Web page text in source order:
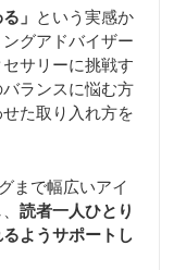
」 という実感か
グアドバイザー
サリーに挑戦す
ランスに悩む方
た取り入れ方を
まで幅広いアイ
読者一人ひとり
ようサポートし